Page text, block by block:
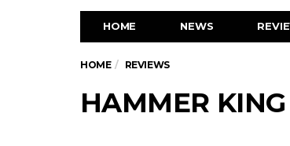
HOME NEWS
HOME REVIEWS
HAMMER